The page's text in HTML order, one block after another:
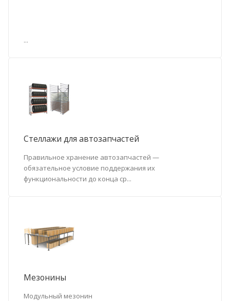
...
Стеллажи для автозапчастей
Правильное хранение автозапчастей —
обязательное условие поддержания их
функциональности до конца ср...
Мезонины
Модульный мезонин